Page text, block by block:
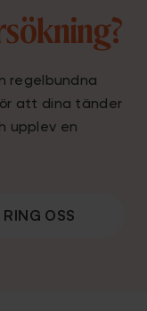
regelbundna
att dina tänder
upplev en
RING OSS